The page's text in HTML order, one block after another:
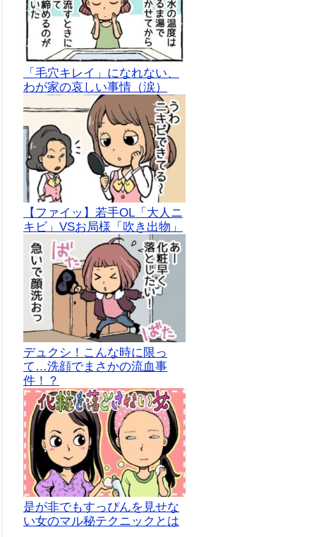
「毛穴キレイ」になれない、
わが家の哀しい事情（涙）
【ファイッ】若手OL「大人ニ
キビ」VSお局様「吹き出物」
デュクシ！こんな時に限っ
て…洗顔でまさかの流血事
件！？
是が非でもすっぴんを見せな
い女のマル秘テクニックとは